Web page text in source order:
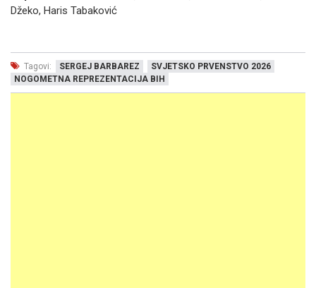
Džeko, Haris Tabaković
Tagovi: SERGEJ BARBAREZ
SVJETSKO PRVENSTVO 2026
NOGOMETNA REPREZENTACIJA BIH